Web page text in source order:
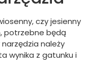
czy jesienny
potrzebne będą
należy
wynika z gatunku i